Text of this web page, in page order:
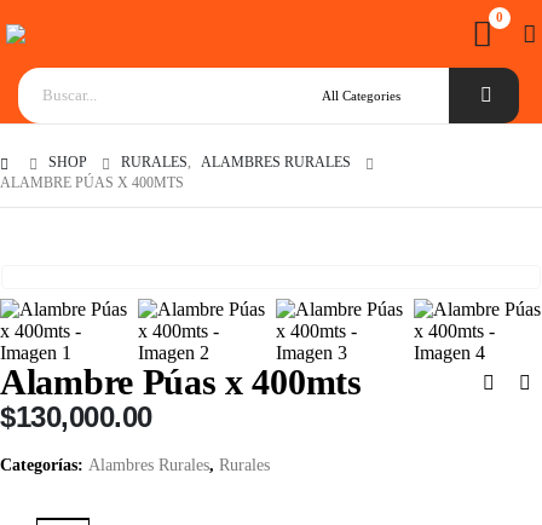
0
SHOP RURALES,
ALAMBRES RURALES
ALAMBRE PÚAS X 400MTS
Alambre Púas x 400mts
$130,000.00
Categorías: Alambres Rurales, Rurales